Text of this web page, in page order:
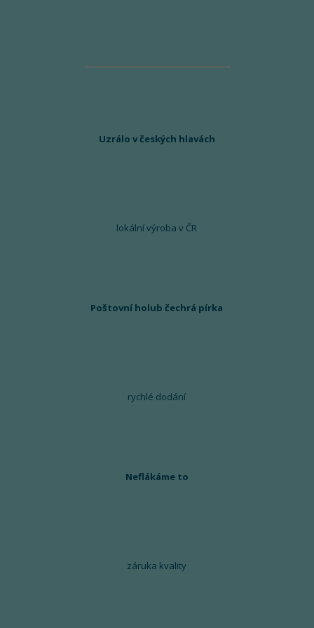
Uzrálo v českých hlavách
lokální výroba v ČR
Poštovní holub čechrá pírka
rychlé dodání
Neflákáme to
záruka kvality